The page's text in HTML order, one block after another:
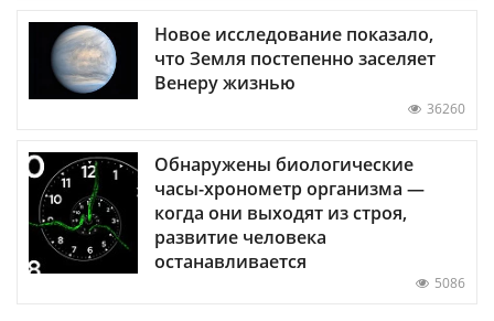
Новое исследование показало,
что Земля постепенно заселяет
Венеру жизнью
36260
Обнаружены биологические
часы-хронометр организма —
когда они выходят из строя,
развитие человека
останавливается
5086